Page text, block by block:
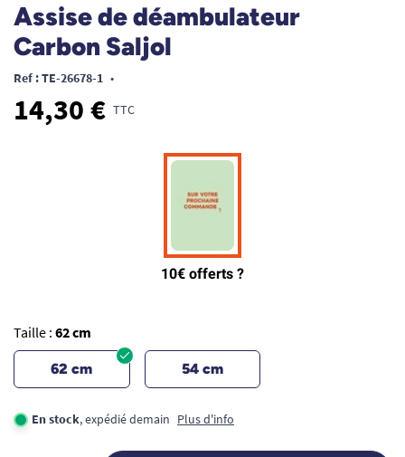
Assise de déambulateur
Carbon Saljol
Ref : TE-26678-1 •
14,30 € TTC
Taille : 62 cm
62 cm 54 cm
En stock, expédié demain Plus d'info